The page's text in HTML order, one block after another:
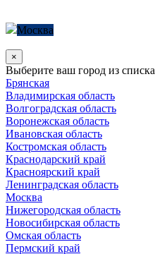
Москва
×
Выберите ваш город из списка
Брянская
Владимирская область
Волгоградская область
Воронежская область
Ивановская область
Костромская область
Краснодарский край
Красноярский край
Ленинградская область
Москва
Нижегородская область
Новосибирская область
Омская область
Пермский край